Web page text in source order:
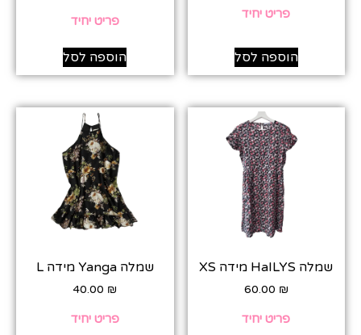
פריט יחיד
הוספה לסל
פריט יחיד
הוספה לסל
שמלה HaILYS מידה XS
60.00 ₪
פריט יחיד
שמלה Yanga מידה L
40.00 ₪
פריט יחיד